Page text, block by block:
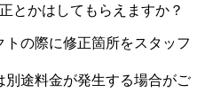
とかはしてもらえますか？
の際に修正箇所をスタッフ
途料金が発生する場合がご